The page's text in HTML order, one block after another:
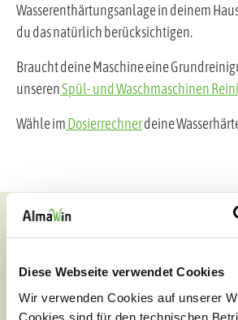
Diese Webseite verwendet Cookies
Wir verwenden Cookies auf unserer
Cookies sind für den technischen
Wasserenthärtungsanlage in deinem
du das natürlich berücksichtigen.
Braucht deine Maschine eine
unserenSpül- und Waschmaschinen
Wähle imDosierrechnerdeine